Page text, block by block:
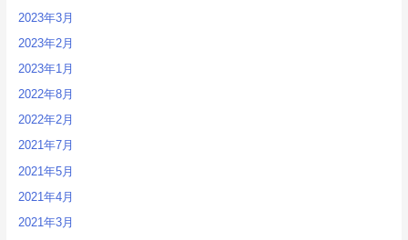
2023年3月
2023年2月
2023年1月
2022年8月
2022年2月
2021年7月
2021年5月
2021年4月
2021年3月